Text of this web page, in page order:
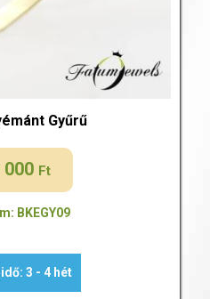
Gyűrű
000 Ft
BKEGY09
3 - 4 hét